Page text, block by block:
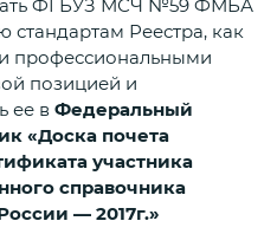
ФГБУЗ МСЧ №59 ФМБА
стандартам Реестра, как
профессиональными
позицией и
ее в Федеральный
«Доска почета
участника
справочника
— 2017г.»